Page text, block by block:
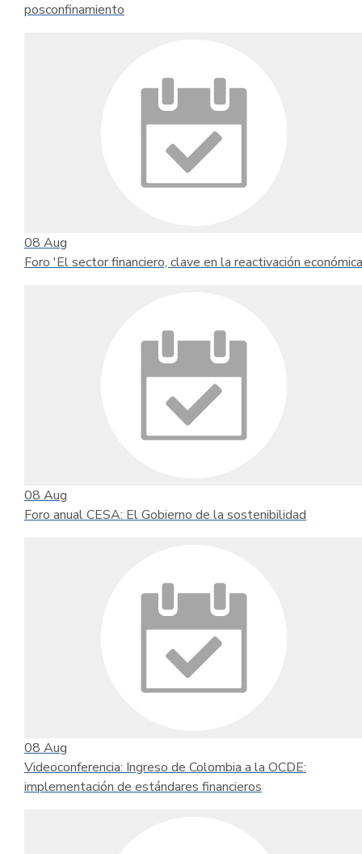
posconfinamiento
08 Aug
Foro 'El sector financiero, clave en la reactivación
08 Aug
Foro anual CESA: El Gobierno de la sostenibilidad
08 Aug
Videoconferencia: Ingreso de Colombia a la OCDE:
implementación de estándares financieros